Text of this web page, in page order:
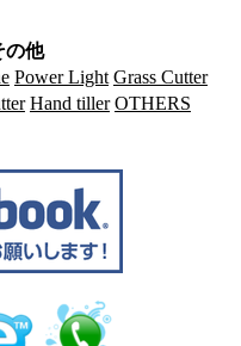
の他
Power Light Grass Cutter
Hand tiller OTHERS